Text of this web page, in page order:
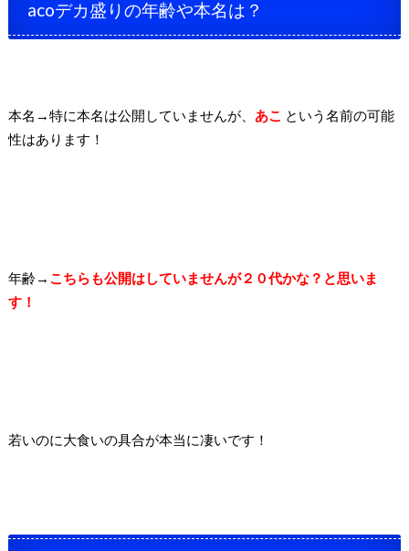
acoデカ盛りの年齢や本名は？
本名→特に本名は公開していませんが、 あこ という名前の可能
性はあります！
年齢→ こちらも公開はしていませんが２０代かな？と思いま
す！
若いのに大食いの具合が本当に凄いです！